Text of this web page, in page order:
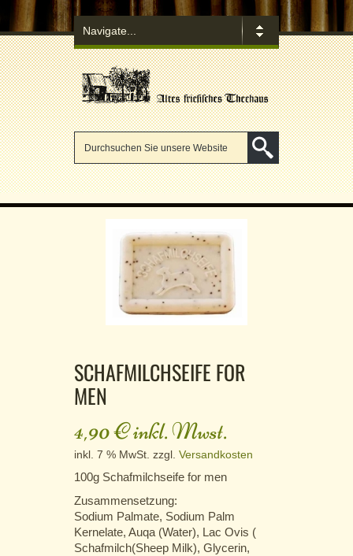
SCHAFMILCHSEIFE FOR
MEN
4,90€inkl. Mwst.
inkl. 7 % MwSt. zzgl. Versandkosten
100g Schafmilchseife for men
Zusammensetzung:
Sodium Palmate, Sodium Palm
Kernelate, Auqa (Water), Lac Ovis (
Schafmilch(Sheep Milk), Glycerin,